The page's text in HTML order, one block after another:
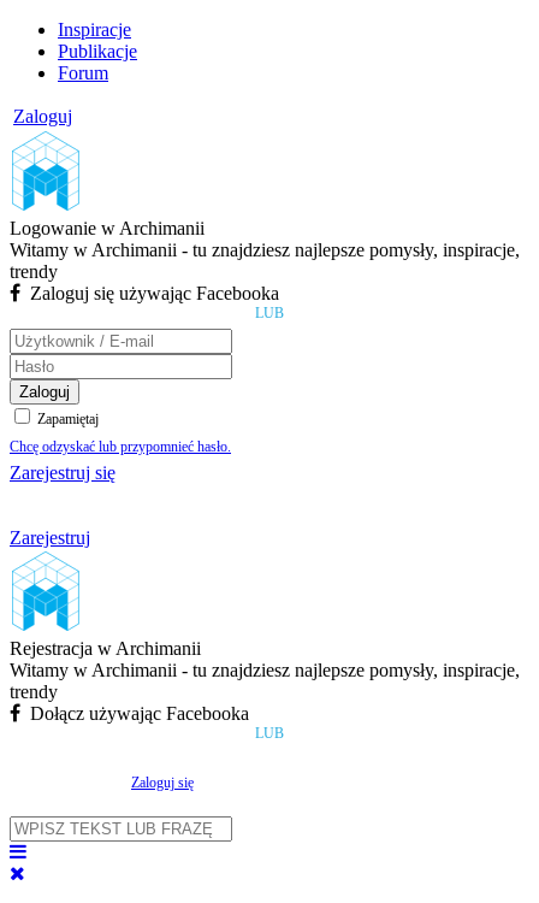
Inspiracje
Publikacje
Forum
Zaloguj
Logowanie w Archimanii
Witamy w Archimanii - tu znajdziesz najlepsze pomysły, inspiracje,
trendy
Zaloguj się używając Facebooka
LUB
Zaloguj
Zapamiętaj
Chcę odzyskać lub przypomnieć hasło.
Zarejestruj się
Zarejestruj
Rejestracja w Archimanii
Witamy w Archimanii - tu znajdziesz najlepsze pomysły, inspiracje,
trendy
Dołącz używając Facebooka
LUB
Zaloguj się